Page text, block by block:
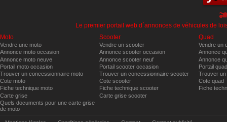
Le premier portail web d´annonces de véhicules de
Moto
Vendre une moto
Annonce moto occasion
Annonce moto neuve
Portail moto occasion
Trouver un concessionnaire moto
Cote moto
Fiche technique moto
Carte grise
Quels documents pour une carte grise
de moto
Scooter
Vendre un scooter
Annonce scooter occasion
Annonce scooter neuf
Portail scooter occasion
Trouver un concessionnaire scooter
Cote scooter
Fiche technique scooter
Carte grise scooter
Quad
Vendre un
Annonce
Annonce
Portail
Trouver
Cote quad
Fiche